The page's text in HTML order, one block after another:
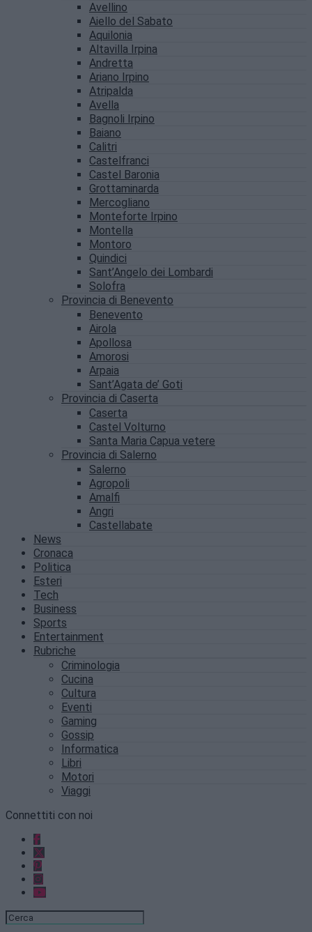
Avellino
Aiello del Sabato
Aquilonia
Altavilla Irpina
Andretta
Ariano Irpino
Atripalda
Avella
Bagnoli Irpino
Baiano
Calitri
Castelfranci
Castel Baronia
Grottaminarda
Mercogliano
Monteforte Irpino
Montella
Montoro
Quindici
Sant’Angelo dei Lombardi
Solofra
Provincia di Benevento
Benevento
Airola
Apollosa
Amorosi
Arpaia
Sant’Agata de’ Goti
Provincia di Caserta
Caserta
Castel Volturno
Santa Maria Capua vetere
Provincia di Salerno
Salerno
Agropoli
Amalfi
Angri
Castellabate
News
Cronaca
Politica
Esteri
Tech
Business
Sports
Entertainment
Rubriche
Criminologia
Cucina
Cultura
Eventi
Gaming
Gossip
Informatica
Libri
Motori
Viaggi
Connettiti con noi